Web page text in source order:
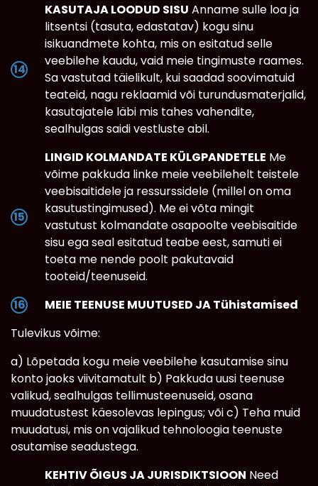
KASUTAJA LOODUD SISU Anname sulle loa ja
litsentsi (tasuta, edastatav) kogu sinu
isikuandmete kohta, mis on esitatud selle
veebilehe kaudu, vaid meie tingimuste raames.
Sa vastutad täielikult, kui saadad soovimatuid
teateid, nagu reklaamid või turundusmaterjalid,
kasutajatele läbi mis tahes vahendite,
sealhulgas saidi vestluste abil.
LINGID KOLMANDATE KÜLGPANDETELE Me
võime pakkuda linke meie veebilehelt teistele
veebisaitidele ja ressurssidele (millel on oma
kasutustingimused). Me ei võta mingit
vastutust kolmandate osapoolte veebisaitide
sisu ega seal esitatud teabe eest, samuti ei
toeta me nende poolt pakutavaid
tooteid/teenuseid.
MEIE TEENUSE MUUTUSED JA Tühistamised
Tulevikus võime:
a) Lõpetada kogu meie veebilehe kasutamise sinu
konto jaoks viivitamatult b) Pakkuda uusi teenuse
valikud, sealhulgas tellimusteenuseid, osana
muudatustest käesolevas lepingus; või c) Teha muid
muudatusi, mis on vajalikud tehnoloogia teenuste
osutamise seadustega.
KEHTIV ÕIGUS JA JURISDIKTSIOON Need